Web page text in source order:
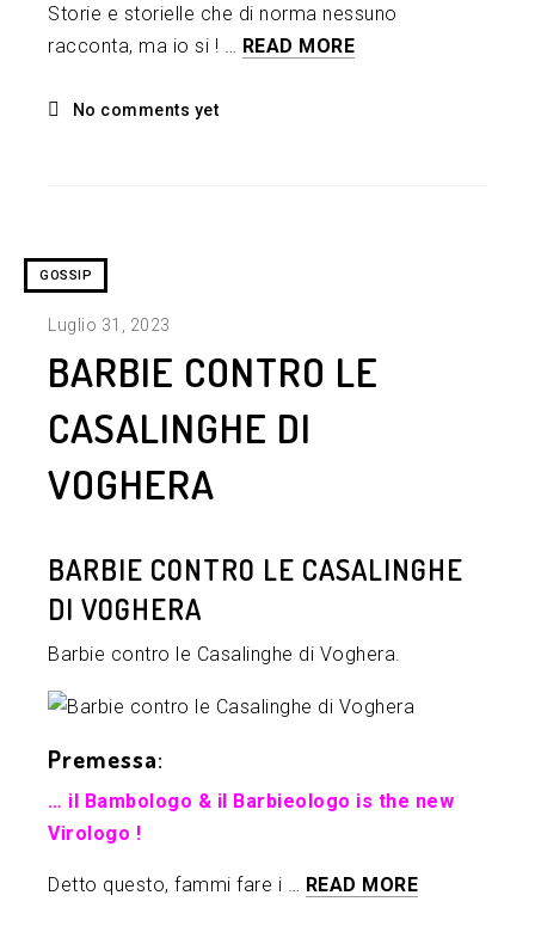
Storie e storielle che di norma nessuno
racconta, ma io si ! … READ MORE
No comments yet
GOSSIP
Luglio 31, 2023
BARBIE CONTRO LE
CASALINGHE DI
VOGHERA
BARBIE CONTRO LE CASALINGHE
DI VOGHERA
Barbie contro le Casalinghe di Voghera.
Premessa:
… il Bambologo & il Barbieologo is the new
Virologo !
Detto questo, fammi fare i … READ MORE